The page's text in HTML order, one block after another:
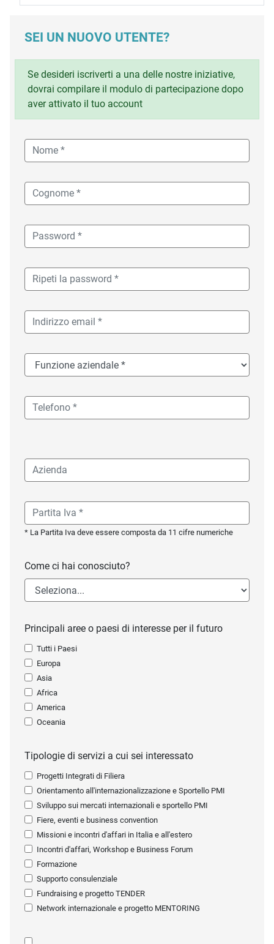
SEI UN NUOVO UTENTE?
Se desideri iscriverti a una delle nostre iniziative,
dovrai compilare il modulo di partecipazione dopo
aver attivato il tuo account
* La Partita Iva deve essere composta da 11 cifre numeriche
Come ci hai conosciuto?
Principali aree o paesi di interesse per il futuro
Tutti i Paesi
Europa
Asia
Africa
America
Oceania
Tipologie di servizi a cui sei interessato
Progetti Integrati di Filiera
Orientamento all'internazionalizzazione e Sportello PMI
Sviluppo sui mercati internazionali e sportello PMI
Fiere, eventi e business convention
Missioni e incontri d'affari in Italia e all'estero
Incontri d'affari, Workshop e Business Forum
Formazione
Supporto consulenziale
Fundraising e progetto TENDER
Network internazionale e progetto MENTORING